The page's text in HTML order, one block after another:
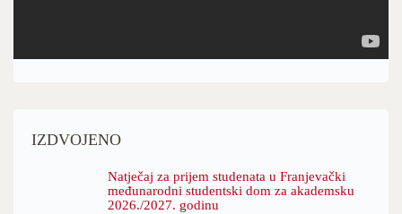
IZDVOJENO
Natječaj za prijem studenata u Franjevački
međunarodni studentski dom za akademsku
2026./2027. godinu